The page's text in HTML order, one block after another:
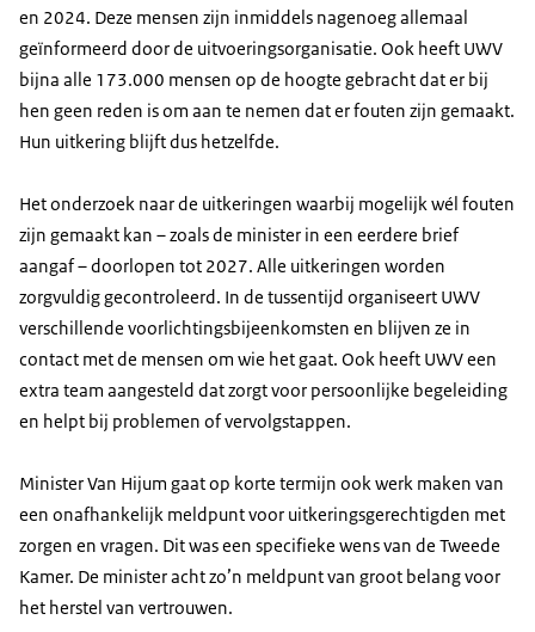
en 2024. Deze mensen zijn inmiddels nagenoeg allemaal
geïnformeerd door de uitvoeringsorganisatie. Ook heeft UWV
bijna alle 173.000 mensen op de hoogte gebracht dat er bij
hen geen reden is om aan te nemen dat er fouten zijn gemaakt.
Hun uitkering blijft dus hetzelfde.
Het onderzoek naar de uitkeringen waarbij mogelijk wél fouten
zijn gemaakt kan – zoals de minister in een eerdere brief
aangaf – doorlopen tot 2027. Alle uitkeringen worden
zorgvuldig gecontroleerd. In de tussentijd organiseert UWV
verschillende voorlichtingsbijeenkomsten en blijven ze in
contact met de mensen om wie het gaat. Ook heeft UWV een
extra team aangesteld dat zorgt voor persoonlijke begeleiding
en helpt bij problemen of vervolgstappen.
Minister Van Hijum gaat op korte termijn ook werk maken van
een onafhankelijk meldpunt voor uitkeringsgerechtigden met
zorgen en vragen. Dit was een specifieke wens van de Tweede
Kamer. De minister acht zo’n meldpunt van groot belang voor
het herstel van vertrouwen.